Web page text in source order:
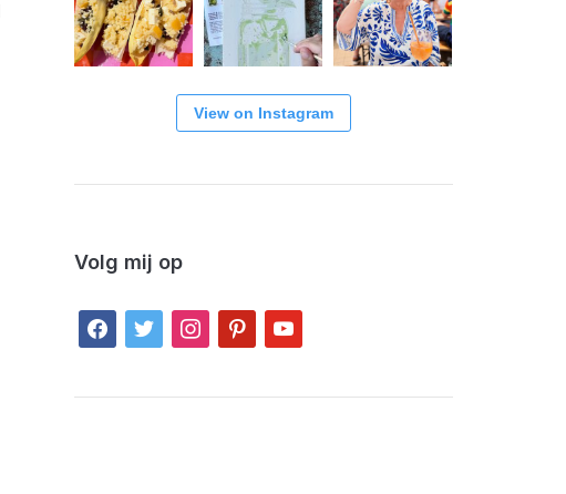
View on Instagram
Volg mij op
facebook
twitter instagrampinterestyoutube